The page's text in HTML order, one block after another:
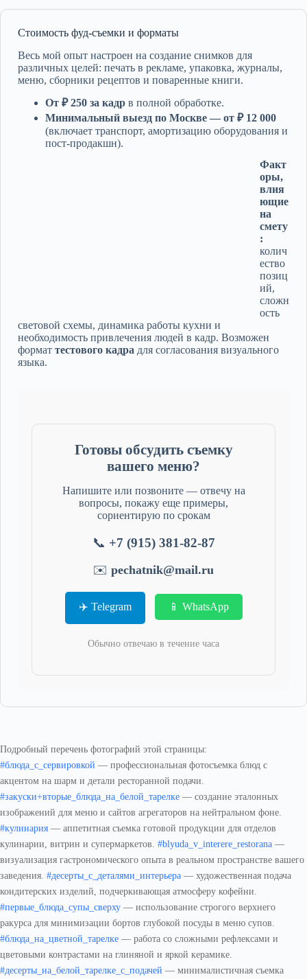
Стоимость фуд-съемки и форматы
Весь мой опыт настроен на создание снимков для
различных целей: печать в рекламе, упаковка, журналы,
меню, сборники рецептов и поваренные книги.
От ₽ 250 за кадр в полной обработке.
Минимальный выезд по Москве — от ₽ 12 000
(включает транспорт, амортизацию оборудования и
пост-продакшн).
Факт
оры,
влия
ющие
на
смету
:
колич
ество
позиц
ий,
сложн
ость
световой схемы, динамика работы кухни и
необходимость привлечения людей в кадр. Возможен
формат тестового кадра для согласования визуального
языка.
Готовы обсудить съемку
вашего меню?
Напишите или позвоните — отвечу на
вопросы, покажу еще примеры,
сориентирую по срокам
📞 +7 (915) 381-82-87
✉️ pechatnik@mail.ru
✈️ Telegram 📱 WhatsApp
Обычно отвечаю в течение часа
Подробный перечень фотографий этой страницы:
#блюда_с_сервировкой — профессиональная фотосъемка блюд с
акцентом на шарм и детали ресторанной подачи.
#закуски+вторые_блюда_на_белой_тарелке — создание эталонных
изображений для меню и сайтов агрегаторов на нейтральном фоне.
#кулинария — аппетитная съемка готовой продукции для отделов
кулинарии, витрин и супермаркетов. #blyuda_v_interere_restorana —
визуализация гастрономического опыта в реальном пространстве вашего
заведения. #десерты_с_деталями_интерьера — художественная подача
кондитерских изделий, подчеркивающая атмосферу кофейни.
#первые_блюда_супы_сверху — использование строгого верхнего
ракурса для минимизации бортов глубокой посуды в меню супов.
#блюда_на_цветной_тарелке — работа со сложными рефлексами и
цветовыми контрастами на глиняной и яркой керамике.
#десерты_на_белой_тарелке_с_подачей — минималистичная съемка